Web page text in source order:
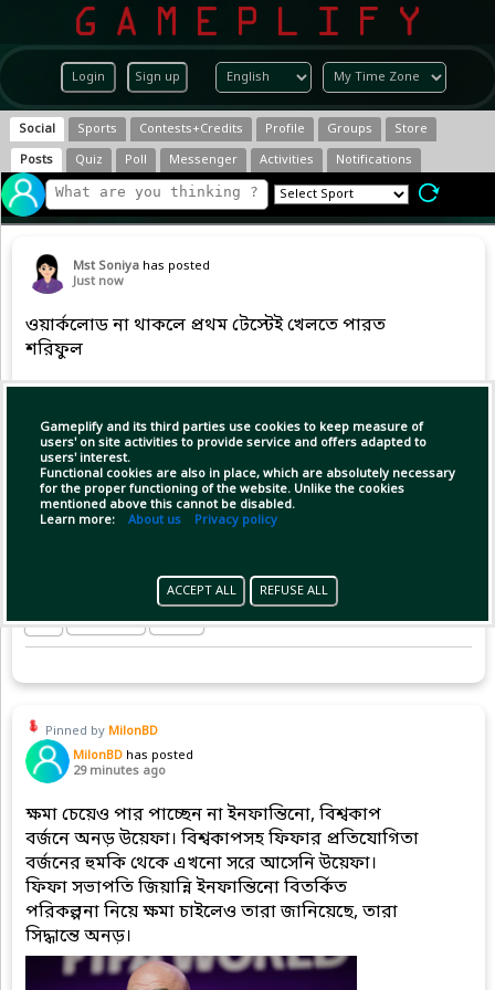
Login Sign up
Gameplify and its third parties use cookies to keep measure of
users' on site activities to provide service and offers adapted to
users' interest.
Functional cookies are also in place, which are absolutely necessary
for the proper functioning of the website. Unlike the cookies
mentioned above this cannot be disabled.
Learn more: About us Privacy policy
ACCEPT ALL REFUSE ALL
Social Sports Contests+Credits Profile Groups
Store
Posts
Quiz Poll Messenger Activities Notifications
Mst Soniya has posted
Just now
ওয়ার্কলোড না থাকলে প্রথম টেস্টেই খেলতে পারত
শরিফুল
Pinned by MilonBD
MilonBD has posted
29 minutes ago
ক্ষমা চেয়েও পার পাচ্ছেন না ইনফান্তিনো, বিশ্বকাপ
বর্জনে অনড় উয়েফা। বিশ্বকাপসহ ফিফার প্রতিযোগিতা
বর্জনের হুমকি থেকে এখনো সরে আসেনি উয়েফা।
ফিফা সভাপতি জিয়ান্নি ইনফান্তিনো বিতর্কিত
পরিকল্পনা নিয়ে ক্ষমা চাইলেও তারা জানিয়েছে, তারা
সিদ্ধান্তে অনড়।